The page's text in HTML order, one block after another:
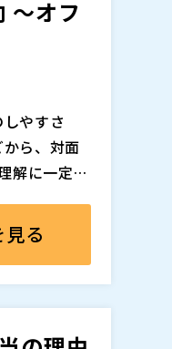
自社の広告
販促部門
～オフ
やすさ
ら、対面
解に一定の
ナーをどの
います。
あれば
面セミナ
る